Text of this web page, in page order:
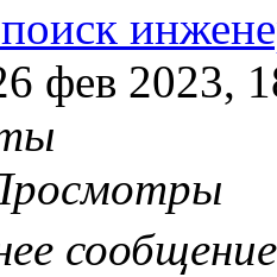
фев 2023,